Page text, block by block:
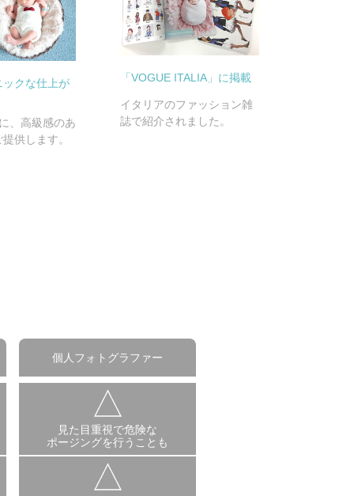
クな仕上が
、高級感のあ
供します。
「VOGUE ITALIA」に掲載
イタリアのファッション雑
誌で紹介されました。
個人フォトグラファー
見た目重視で危険な
ポージングを行うことも